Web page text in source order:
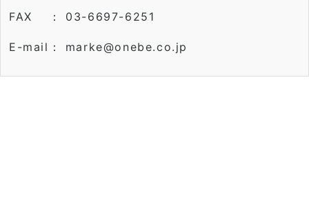
FAX ： 03-6697-6251
E-mail： marke@onebe.co.jp